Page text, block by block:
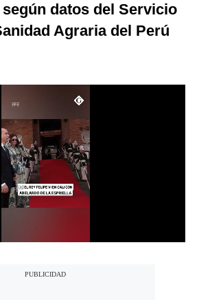
datos del Servicio
Agraria del Perú